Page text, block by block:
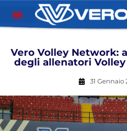
Vero Volley Network:
degli allenatori
31 Gennaio